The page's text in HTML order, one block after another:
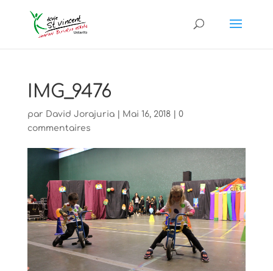
IMG_9476
par David Jorajuria| Mai 16, 2018| 0
commentaires